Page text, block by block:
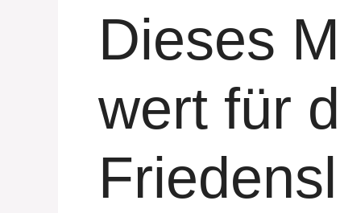
Dieses
wert für